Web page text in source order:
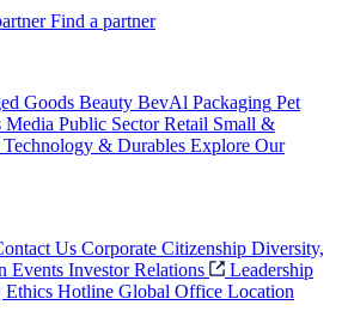
Find a partner
Goods Beauty BevAl Packaging Pet
Media Public Sector Retail Small &
Technology & Durables Explore Our
Us Corporate Citizenship Diversity,
Events Investor Relations
Leadership
Hotline Global Office Location